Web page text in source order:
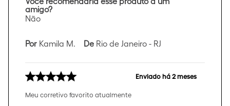
amigo?
Não
Por Kamila M. De Rio de Janeiro - RJ
Enviado há 2 meses
Meu corretivo favorito atualmente